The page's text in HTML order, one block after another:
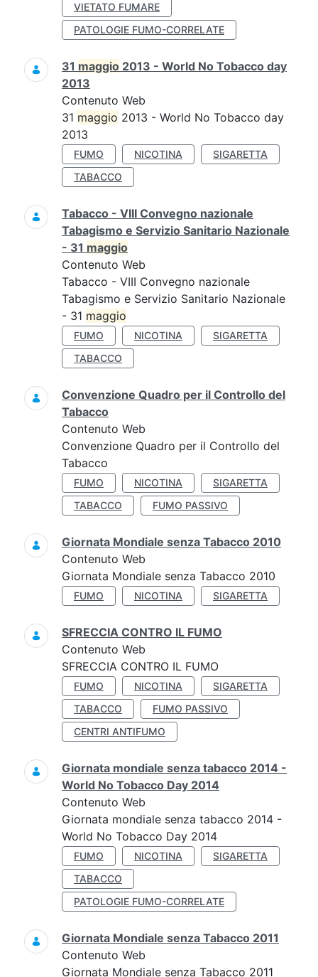
VIETATO FUMARE
PATOLOGIE FUMO-CORRELATE
31 maggio 2013 - World No Tobacco day
2013
Contenuto Web
31 maggio 2013 - World No Tobacco day
2013
FUMO NICOTINA
SIGARETTA
TABACCO
Tabacco - VIII Convegno nazionale
Tabagismo e Servizio Sanitario Nazionale
- 31 maggio
Contenuto Web
Tabacco - VIII Convegno nazionale
Tabagismo e Servizio Sanitario Nazionale
- 31 maggio
FUMO NICOTINA
SIGARETTA
TABACCO
Convenzione Quadro per il Controllo del
Tabacco
Contenuto Web
Convenzione Quadro per il Controllo del
Tabacco
FUMO NICOTINA
SIGARETTA
TABACCO
FUMO PASSIVO
Giornata Mondiale senza Tabacco 2010
Contenuto Web
Giornata Mondiale senza Tabacco 2010
FUMO NICOTINA SIGARETTA
SFRECCIA CONTRO IL FUMO
Contenuto Web
SFRECCIA CONTRO IL FUMO
FUMO NICOTINA
SIGARETTA
TABACCO
FUMO PASSIVO
CENTRI ANTIFUMO
Giornata mondiale senza tabacco 2014 -
World No Tobacco Day 2014
Contenuto Web
Giornata mondiale senza tabacco 2014 -
World No Tobacco Day 2014
FUMO NICOTINA
SIGARETTA
TABACCO
PATOLOGIE FUMO-CORRELATE
Giornata Mondiale senza Tabacco 2011
Contenuto Web
Giornata Mondiale senza Tabacco 2011